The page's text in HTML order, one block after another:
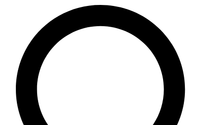
коллекционирует все эксклюзивные предметы серии и хочет
закрыть тематические комплекты текущего сезона. Награды
часто становятся недоступными после завершения акции,
поэтому через такой формат удобно восстанавливать
пропущенное и собирать коллекцию без пропусков. В
карточках продавцы указывают перечень наград в составе
предложения, период акции, платформу, регион и формат
передачи: прямое начисление на ваш аккаунт, сопровождение
через донор-профиль или другие схемы.
Это помогает заранее оценить совместимость с вашим
регионом и аккаунтом Ubisoft Connect. Такой подход ценят
коллекционеры серии Assassin's Creed, стримеры и игроки,
активно следящие за новостями от Ubisoft.